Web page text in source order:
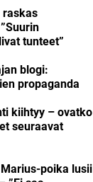
raskas
tunteet”
blogi:
propaganda
kiihtyy – ovatko
seuraavat
poika lusii